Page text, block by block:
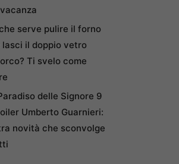
serve pulire il forno
lasci il doppio vetro
Ti svelo come
delle Signore 9
Umberto Guarnieri:
novità che sconvolge